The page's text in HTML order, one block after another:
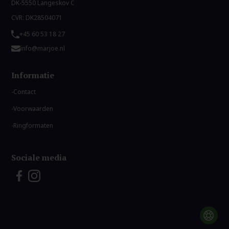
DK-5550 Langeskov C
CVR: DK28504071
+45 60 53 18 27
info@marjoe.nl
Informatie
Contact
Voorwaarden
Ringformaten
Sociale media